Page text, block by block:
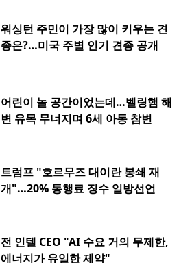
워싱턴 주민이 가장 많이 키우는 견
종은?…미국 주별 인기 견종 공개
어린이 놀 공간이었는데…벨링햄 해
변 유목 무너지며 6세 아동 참변
트럼프 "호르무즈 대이란 봉쇄 재
개"…20% 통행료 징수 일방선언
전 인텔 CEO "AI 수요 거의 무제한,
에너지가 유일한 제약"